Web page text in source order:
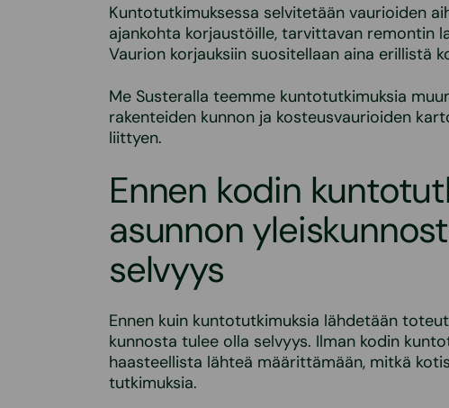
Kuntotutkimuksessa selvitetään vaurioiden
ajankohta korjaustöille, tarvittavan remontin
Vaurion korjauksiin suositellaan aina erillistä
Me Susteralla teemme kuntotutkimuksia
rakenteiden kunnon ja kosteusvaurioiden
liittyen.
Ennen kodin
asunnon
selvyys
Ennen kuin kuntotutkimuksia lähdetään
kunnosta tulee olla selvyys. Ilman kodin
haasteellista lähteä määrittämään, mitkä
tutkimuksia.